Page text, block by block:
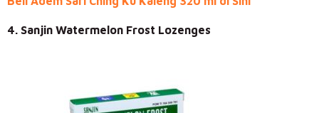
4. Sanjin Watermelon Frost Lozenges